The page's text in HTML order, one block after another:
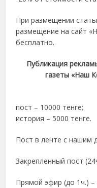
При размещении
размещение на сайт
бесплатно.
Публикация
газеты «Наш
пост – 10000 тенге;
история – 5000 тенге.
Пост в ленте с нашим
Закрепленный пост
Прямой эфир (до 1ч.) –